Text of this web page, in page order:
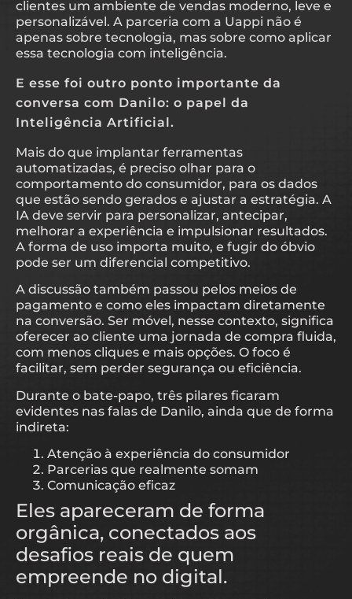
clientes um ambiente de vendas moderno, leve e
personalizável. A parceria com a Uappi não é
apenas sobre tecnologia, mas sobre como aplicar
essa tecnologia com inteligência.
E esse foi outro ponto importante da
conversa com Danilo: o papel da
Inteligência Artificial.
Mais do que implantar ferramentas
automatizadas, é preciso olhar para o
comportamento do consumidor, para os dados
que estão sendo gerados e ajustar a estratégia. A
IA deve servir para personalizar, antecipar,
melhorar a experiência e impulsionar resultados.
A forma de uso importa muito, e fugir do óbvio
pode ser um diferencial competitivo.
A discussão também passou pelos meios de
pagamento e como eles impactam diretamente
na conversão. Ser móvel, nesse contexto, significa
oferecer ao cliente uma jornada de compra fluida,
com menos cliques e mais opções. O foco é
facilitar, sem perder segurança ou eficiência.
Durante o bate-papo, três pilares ficaram
evidentes nas falas de Danilo, ainda que de forma
indireta:
Atenção à experiência do consumidor
Parcerias que realmente somam
Comunicação eficaz
Eles apareceram de forma
orgânica, conectados aos
desafios reais de quem
empreende no digital.